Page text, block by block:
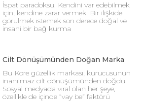
İspat paradoksu. Kendini var edebilmek
için, kendine zarar vermek. Bir ilişkide
görülmek istemek son derece doğal ve
insani bir bağ kurma
Cilt Dönüşümünden Doğan Marka
Bu Kore güzellik markası, kurucusunun
inanılmaz cilt dönüşümünden doğdu
Sosyal medyada viral olan her şeye,
özellikle de içinde “vay be” faktörü